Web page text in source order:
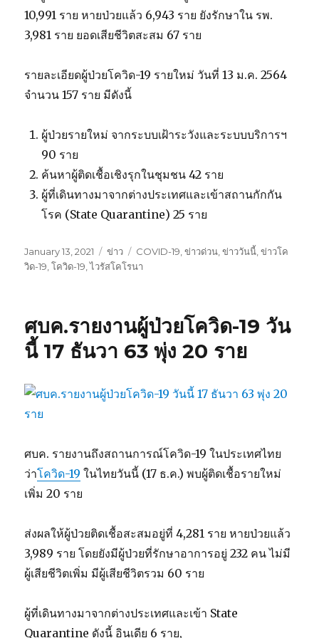
10,991 ราย หายป่วยแล้ว 6,943 ราย ยังรักษาใน รพ.
3,981 ราย ยอดเสียชีวิตสะสม 67 ราย
รายละเอียดผู้ป่วยโควิด-19 รายใหม่ วันที่ 13 ม.ค. 2564
จำนวน 157 ราย มีดังนี้
ผู้ป่วยรายใหม่ จากระบบเฝ้าระวังและระบบบริการฯ
90 ราย
ค้นหาผู้ติดเชื้อเชิงรุกในชุมชน 42 ราย
ผู้ที่เดินทางมาจากต่างประเทศและเข้าสถานกักกัน
โรค (State Quarantine) 25 ราย
Posted
on
January 13, 2021 Categories
ข่าว Tags
COVID-19 ,ข่าวด่วน ,ข่าววันนี้ ,ข่าวโค
วิด-19 ,โควิด-19 ,ไวรัสโคโรนา
ศบค.รายงานผู้ป่วยโควิด-19 วัน
นี้ 17 ธันวา 63 พุ่ง 20 ราย
ศบค. รายงานถึงสถานการณ์โควิด-19 ในประเทศไทย
ว่าโควิด-19 ในไทยวันนี้ (17 ธ.ค.) พบผู้ติดเชื้อรายใหม่
เพิ่ม 20 ราย
ส่งผลให้ผู้ป่วยติดเชื้อสะสมอยู่ที่ 4,281 ราย หายป่วยแล้ว
3,989 ราย โดยยังมีผู้ป่วยที่รักษาอาการอยู่ 232 คน ไม่มี
ผู้เสียชีวิตเพิ่ม มีผู้เสียชีวิตรวม 60 ราย
ผู้ที่เดินทางมาจากต่างประเทศและเข้า State
Quarantine ดังนี้ อินเดีย 6 ราย,